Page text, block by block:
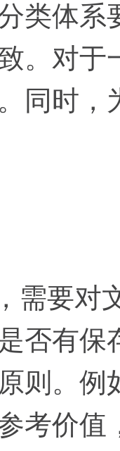
类体系
。对于
同时，
需要对
否有保
则。
考价